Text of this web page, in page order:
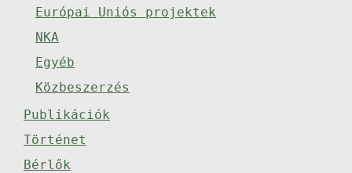
Európai Uniós projektek
NKA
Egyéb
Közbeszerzés
Publikációk
Történet
Bérlők